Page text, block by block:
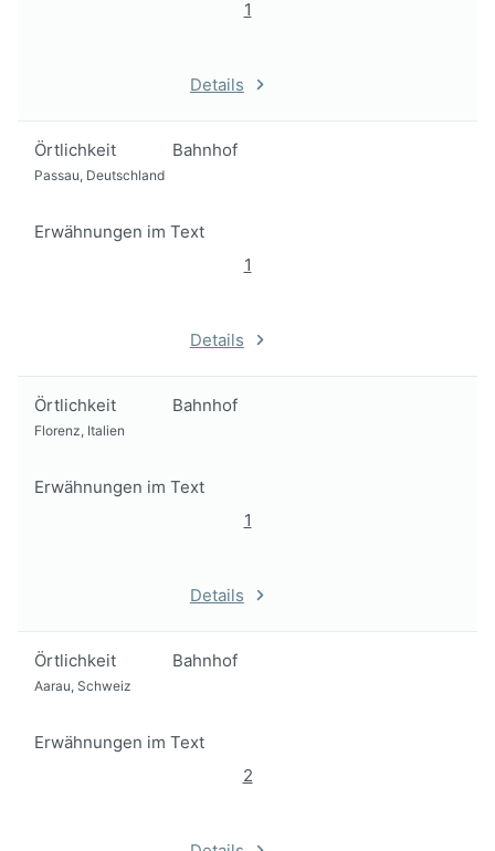
1
Details
Örtlichkeit Bahnhof
Passau, Deutschland
Erwähnungen im Text
1
Details
Örtlichkeit Bahnhof
Florenz, Italien
Erwähnungen im Text
1
Details
Örtlichkeit Bahnhof
Aarau, Schweiz
Erwähnungen im Text
2